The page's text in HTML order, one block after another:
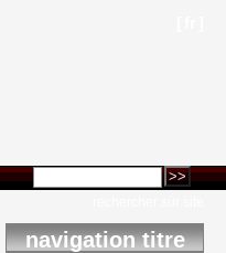
navigation titre